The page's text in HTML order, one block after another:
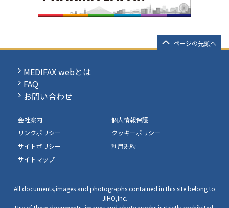
ページの先頭へ
MEDIFAX webとは
FAQ
お問い合わせ
会社案内
個人情報保護
リンクポリシー
クッキーポリシー
サイトポリシー
利用規約
サイトマップ
All documents,images and photographs contained in this site belong to
JIHO,Inc.